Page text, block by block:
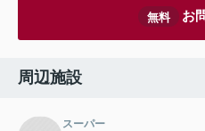
無料 お
周辺施設
スーパー